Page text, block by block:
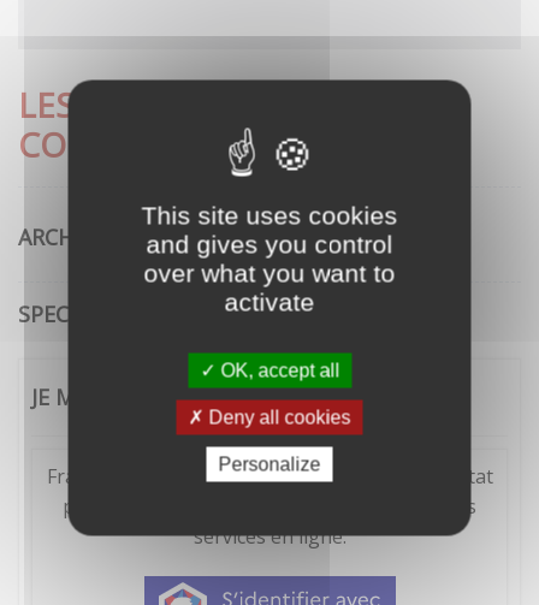
This site uses cookies
and gives you control
over what you want to
activate
OK, accept all
Deny all cookies
Personalize
LES DÉMARCHES LES PLUS
CONSULTÉES
ARCHITECTURE
SPECTACLE VIVANT
JE ME CONNECTE
FranceConnect est la solution proposée par l'Etat
pour sécuriser et simplifier la connexion à vos
services en ligne.